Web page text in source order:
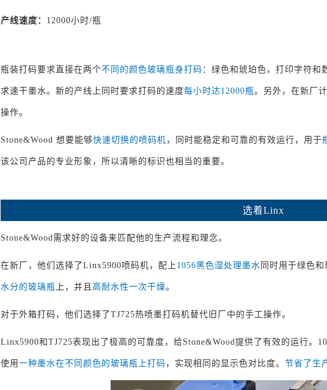
产线速度： 12000小时/瓶
瓶装打码要求直接在两个不同的颜色玻璃瓶身打码 ：绿色和琥珀色，打印字符和
求速干墨水。新的产线上同时要求打码的速度每小时达12000瓶。另外，在新厂
操作。
Stone&Wood 想要能够快速切换的喷码机 ，同时能稳定和可靠的有效运行，用于
该公司产品的专业形象，所以清晰的标识也相当的重要。
选着Linx
Stone&Wood需求好的设备来匹配他的生产流程和理念。
在新厂，他们选择了Linx5900喷码机，配上 1056黑色湿处理墨水 同时用于绿色
水分的玻璃瓶 上，并且 高耐水性一次干燥。
对于外箱打码，他们选择了TJ725热喷墨打码机替代旧厂中的手工操作。
Linx5900和TJ725表现出了极高的可靠度，给Stone&Wood提供了有效的运行。
使用 一种墨水在不同颜色的玻璃瓶上打码 ，实现相同的显示色对比度。 节省了生